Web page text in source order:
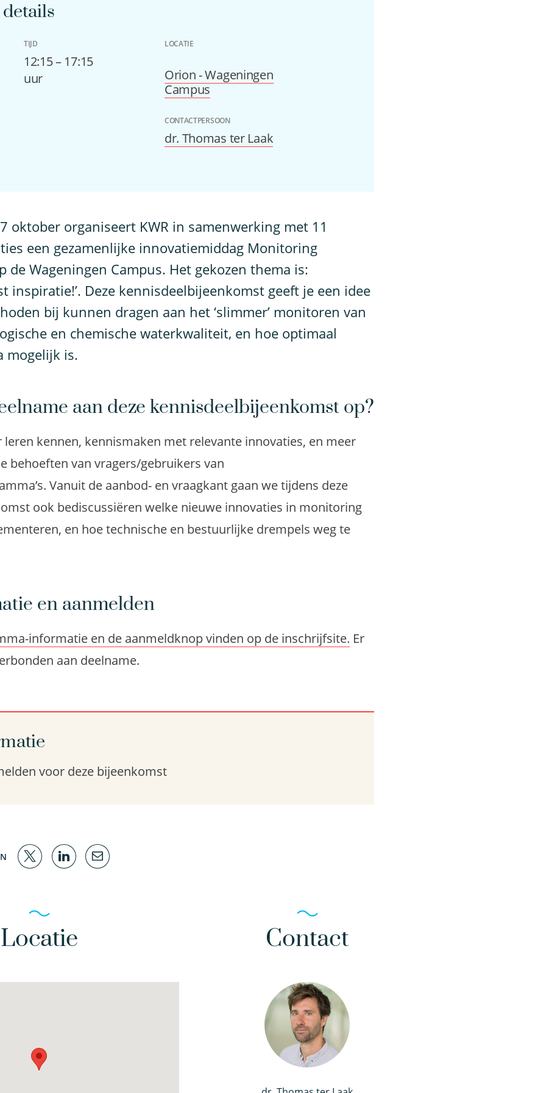
TIJD
12:15 – 17:15
uur
LOCATIE
Orion - Wageningen
Campus
CONTACTPERSOON
dr. Thomas ter Laak
oktober organiseert KWR in samenwerking met 11
een gezamenlijke innovatiemiddag Monitoring
de Wageningen Campus. Het gekozen thema is:
inspiratie!’. Deze kennisdeelbijeenkomst geeft je een idee
bij kunnen dragen aan het ‘slimmer’ monitoren van
en chemische waterkwaliteit, en hoe optimaal
mogelijk is.
aan deze kennisdeelbijeenkomst op?
leren kennen, kennismaken met relevante innovaties, en meer
behoeften van vragers/gebruikers van
Vanuit de aanbod- en vraagkant gaan we tijdens deze
ook bediscussiëren welke nieuwe innovaties in monitoring
en hoe technische en bestuurlijke drempels weg te
en aanmelden
informatie en de aanmeldknop vinden op de inschrijfsite. Er
aan deelname.
voor deze bijeenkomst
Locatie Contact